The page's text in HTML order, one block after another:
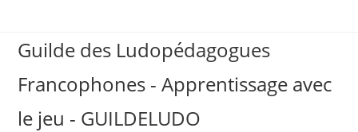
contentGuilde des Ludopédagogues
Francophones - Apprentissage avec
le jeu - GUILDELUDO